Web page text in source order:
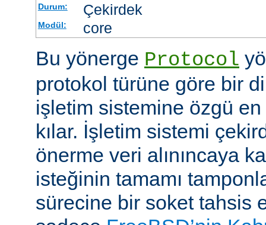
Durum: Çekirdek
Modül: core
Bu yönerge Protocol
protokol türüne göre bir
işletim sistemine özgü
kılar. İşletim sistemi
önerme veri alınıncaya
isteğinin tamamı
sürecine bir soket tahsis